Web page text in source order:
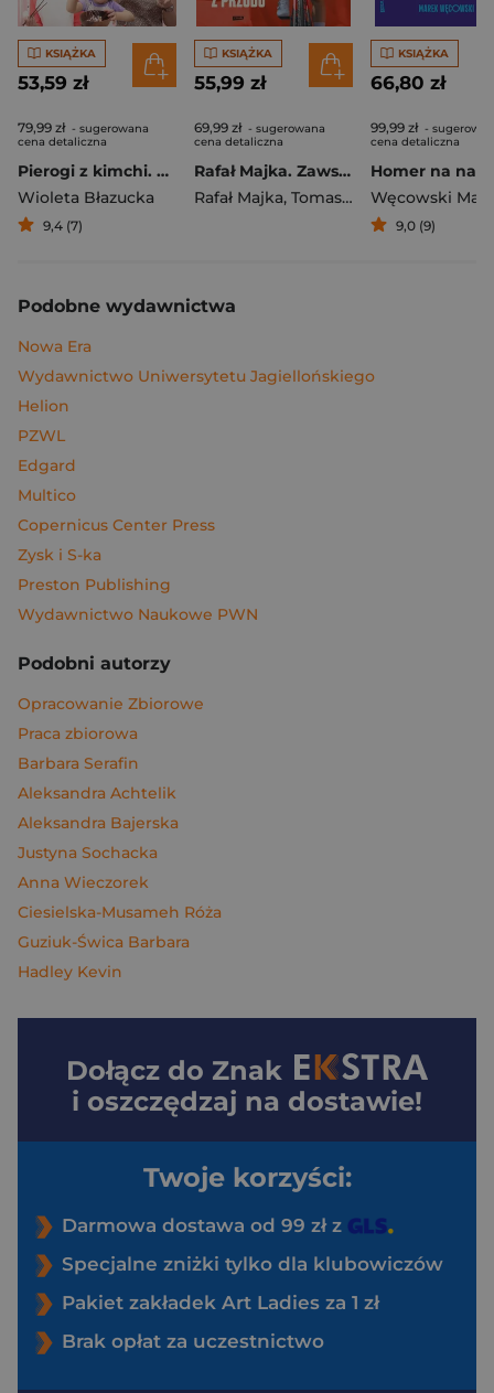
KSIĄŻKA
53,59 zł
79,99 zł - sugerowana
cena detaliczna
Pierogi z kimchi. Moje ulubione azjatyckie przepisy
Wioleta Błazucka
9,4 (7)
KSIĄŻKA
55,99 zł
69,99 zł - sugerowana
cena detaliczna
Rafał Majka. Zawsze z przodu. Rozmawia Tomasz Kalemba - książka z autografem
Rafał Majka, Tomasz Kalemba
KSIĄŻKA
66,80 zł
99,99 zł -
cena detaliczna
Węcowski
9,0 (9)
Podobne wydawnictwa
Nowa Era
Wydawnictwo Uniwersytetu Jagiellońskiego
Helion
PZWL
Edgard
Multico
Copernicus Center Press
Zysk i S-ka
Preston Publishing
Wydawnictwo Naukowe PWN
Podobni autorzy
Opracowanie Zbiorowe
Praca zbiorowa
Barbara Serafin
Aleksandra Achtelik
Aleksandra Bajerska
Justyna Sochacka
Anna Wieczorek
Ciesielska-Musameh Róża
Guziuk-Świca Barbara
Hadley Kevin
Dołącz do Znak
i oszczędzaj na dostawie!
Twoje korzyści:
Darmowa dostawa od 99 zł z
Specjalne zniżki tylko dla klubowiczów
Pakiet zakładek Art Ladies za 1 zł
Brak opłat za uczestnictwo